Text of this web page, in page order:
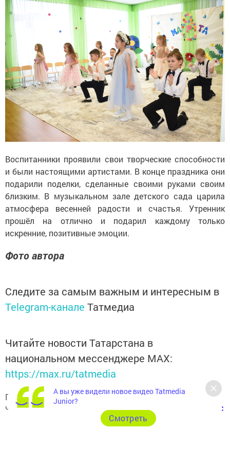
Воспитанники проявили свои творческие способности
и были настоящими артистами. В конце праздника они
подарили поделки, сделанные своими руками своим
близким. В музыкальном зале детского сада царила
атмосфера весенней радости и счастья. Утренник
прошёл на отлично и подарил каждому только
искренние, позитивные эмоции.
Фото автора
Следите за самым важным и интересным в
Telegram-канале Татмедиа
Читайте новости Татарстана в
национальном мессенджере MАХ:
https://max.ru/tatmedia
Подписывайтесь на нашTelegram-канал, а также
читайте нас
Одноклассниках Макс
А вы уже видели новое видео Tatmedia
Junior?
Cмотреть